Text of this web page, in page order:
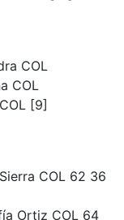
COL
COL
[9]
COL 62 36
Ortiz COL 64